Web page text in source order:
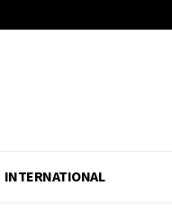
INTERNATIONAL